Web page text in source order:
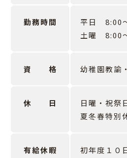
勤務時間
平日 8:00
土曜 8:00
資 格 幼稚園教諭
休 日
日曜・祝祭
夏冬春特別
有給休暇 初年度１０